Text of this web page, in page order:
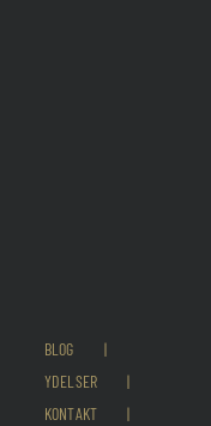
BLOG
YDELSER
KONTAKT